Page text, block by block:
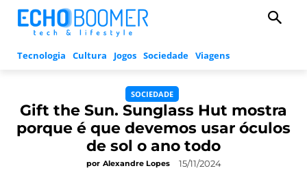
Tecnologia Cultura Jogos Sociedade Viagens
SOCIEDADE
Gift the Sun. Sunglass Hut mostra
porque é que devemos usar óculos
de sol o ano todo
por Alexandre Lopes 15/11/2024